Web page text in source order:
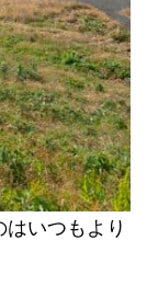
いつもより